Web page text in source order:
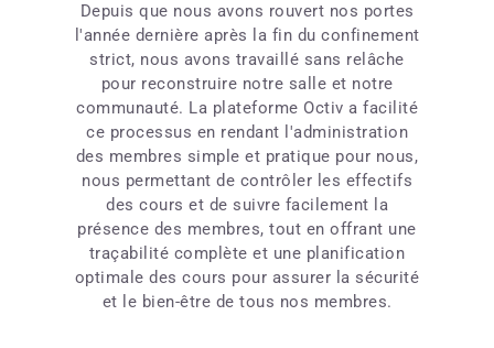
Depuis que nous avons rouvert nos portes
l'année dernière après la fin du confinement
strict, nous avons travaillé sans relâche
pour reconstruire notre salle et notre
communauté. La plateforme Octiv a facilité
ce processus en rendant l'administration
des membres simple et pratique pour nous,
nous permettant de contrôler les effectifs
des cours et de suivre facilement la
présence des membres, tout en offrant une
traçabilité complète et une planification
optimale des cours pour assurer la sécurité
et le bien-être de tous nos membres.